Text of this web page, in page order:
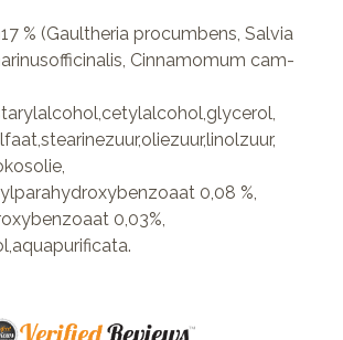
% (Gaultheria procumbens, Salvia
Cinnamomum cam­
0,08 %,
0,03%,